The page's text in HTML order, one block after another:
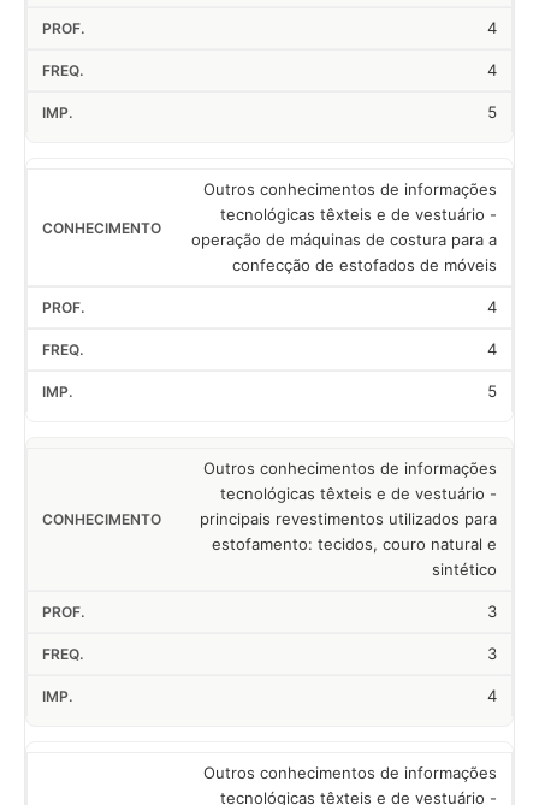
4
4
5
Outros conhecimentos de informações
tecnológicas têxteis e de vestuário -
operação de máquinas de costura para a
confecção de estofados de móveis
4
4
5
Outros conhecimentos de informações
tecnológicas têxteis e de vestuário -
principais revestimentos utilizados para
estofamento: tecidos, couro natural e
sintético
3
3
4
Outros conhecimentos de informações
tecnológicas têxteis e de vestuário -